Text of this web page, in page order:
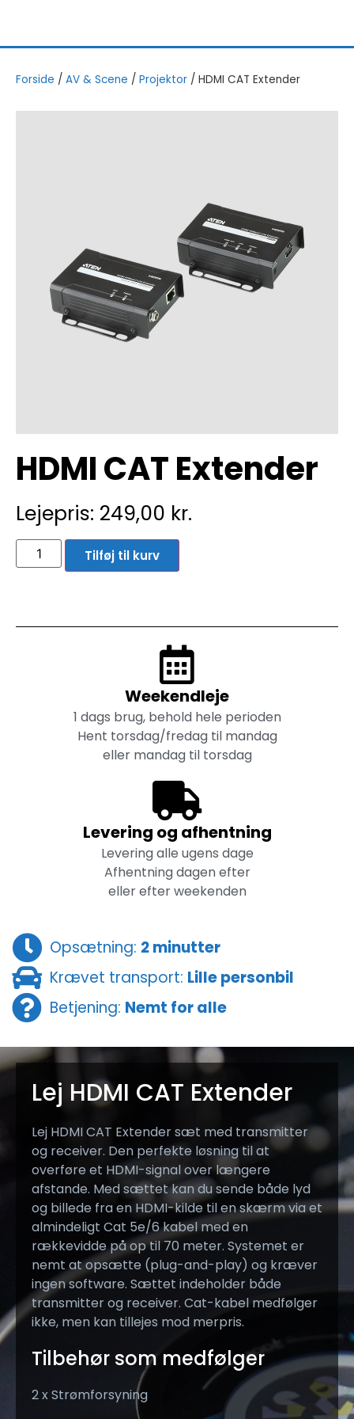
Forside / AV & Scene / Projektor / HDMI CAT Extender
HDMI CAT Extender
Lejepris: 249,00 kr.
Tilføj til kurv
Weekendleje
1 dags brug, behold hele perioden
Hent torsdag/fredag til mandag
eller mandag til torsdag
Levering og afhentning
Levering alle ugens dage
Afhentning dagen efter
eller efter weekenden
Opsætning: 2 minutter
Krævet transport: Lille personbil
Betjening: Nemt for alle
Lej HDMI CAT Extender
Lej HDMI CAT Extender sæt med transmitter
og receiver. Den perfekte løsning til at
overføre et HDMI-signal over længere
afstande. Med sættet kan du sende både lyd
og billede fra en HDMI-kilde til en skærm via et
almindeligt Cat 5e/6 kabel med en
rækkevidde på op til 70 meter. Systemet er
nemt at opsætte (plug-and-play) og kræver
ingen software. Sættet indeholder både
transmitter og receiver. Cat-kabel medfølger
ikke, men kan tillejes mod merpris.
Tilbehør som medfølger
2 x Strømforsyning